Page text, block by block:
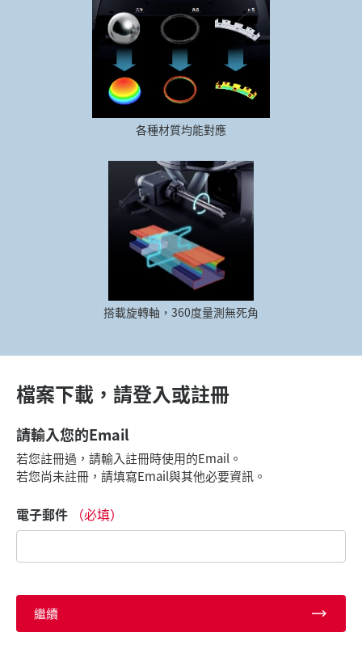
各種材質均能對應
搭載旋轉軸，360度量測無死角
檔案下載，請登入或註冊
請輸入您的Email
若您註冊過，請輸入註冊時使用的Email。
若您尚未註冊，請填寫Email與其他必要資訊。
電子郵件 （必填）
繼續